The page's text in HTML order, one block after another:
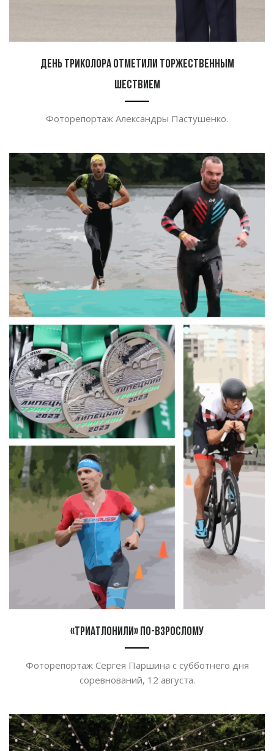
День триколора отметили торжественным
шествием
Фоторепортаж Александры Пастушенко.
«Триатлонили» по-взрослому
Фоторепортаж Сергея Паршина с субботнего дня
соревнований, 12 августа.